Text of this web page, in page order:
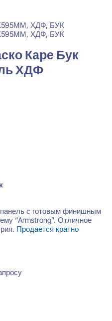
Каре Бук
ХДФ
с готовым финишным
“Armstrong”. Отличное
Продается кратно